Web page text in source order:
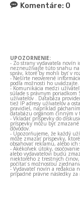
Komentáre: 0
UPOZORNENIE:
- Zo strany vydavateľa novín
nezneužívajte túto snahu na
správ, ktoré by mohli byť v
- Nešírte neoverené
podľa možnosti ho uvádzajte.
- Komunikácia medzi
súlade s právnym poriadkom
užívateľov . Databáza
tiež IP adresy užívateľov a
pravidiel, napríklad
databázu orgánom činným v
- Vkladať príspevky do
príspevky môžu byť
dôvodov.
- Upozorňujeme, že každý
môže zmazať príspevky,
obsahovať reklamu, alebo
- Akékoľvek útoky,
alebo vydavateľovi budú
niektorého z trestných
počítať s možnosťou
- Vydavateľ novín a redakcia
prípadné právne následky